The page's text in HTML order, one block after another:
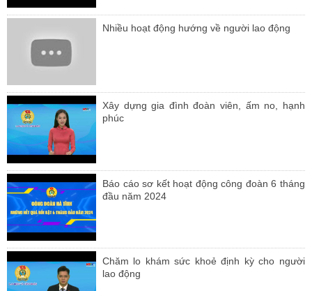
Nhiều hoạt động hướng về người lao động
Xây dựng gia đình đoàn viên, ấm no, hạnh
phúc
Báo cáo sơ kết hoạt động công đoàn 6 tháng
đầu năm 2024
Chăm lo khám sức khoẻ định kỳ cho người
lao động